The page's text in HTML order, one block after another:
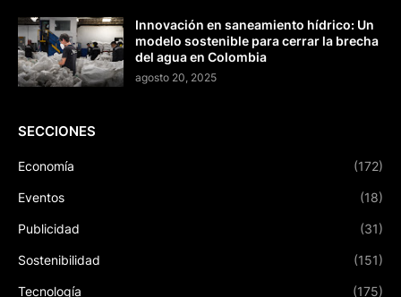
Innovación en saneamiento hídrico: Un
modelo sostenible para cerrar la brecha
del agua en Colombia
agosto 20, 2025
SECCIONES
Economía (172)
Eventos (18)
Publicidad (31)
Sostenibilidad (151)
Tecnología (175)